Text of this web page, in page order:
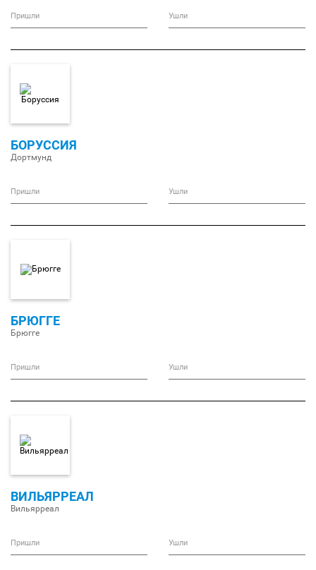
Пришли Ушли
БОРУССИЯ
Дортмунд
Пришли Ушли
БРЮГГЕ
Брюгге
Пришли Ушли
ВИЛЬЯРРЕАЛ
Вильярреал
Пришли Ушли